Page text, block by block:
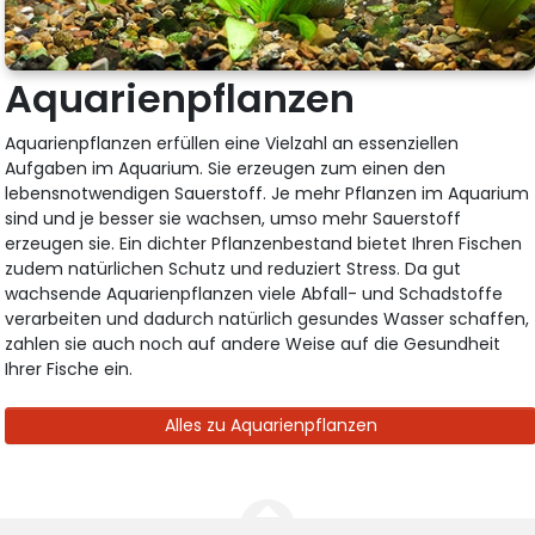
Aquarienpflanzen
Aquarienpflanzen erfüllen eine Vielzahl an essenziellen
Aufgaben im Aquarium. Sie erzeugen zum einen den
lebensnotwendigen Sauerstoff. Je mehr Pflanzen im Aquarium
sind und je besser sie wachsen, umso mehr Sauerstoff
erzeugen sie. Ein dichter Pflanzenbestand bietet Ihren Fischen
zudem natürlichen Schutz und reduziert Stress. Da gut
wachsende Aquarienpflanzen viele Abfall- und Schadstoffe
verarbeiten und dadurch natürlich gesundes Wasser schaffen,
zahlen sie auch noch auf andere Weise auf die Gesundheit
Ihrer Fische ein.
Alles zu Aquarienpflanzen